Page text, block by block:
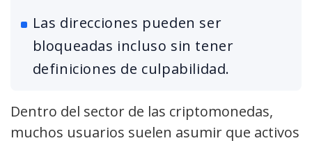
Las direcciones pueden ser
bloqueadas incluso sin tener
definiciones de culpabilidad.
Dentro del sector de las criptomonedas,
muchos usuarios suelen asumir que activos